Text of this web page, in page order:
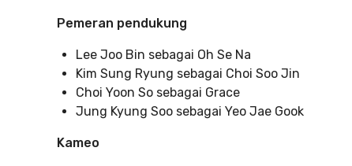
Pemeran pendukung
Lee Joo Bin sebagai Oh Se Na
Kim Sung Ryung sebagai Choi Soo Jin
Choi Yoon So sebagai Grace
Jung Kyung Soo sebagai Yeo Jae Gook
Kameo